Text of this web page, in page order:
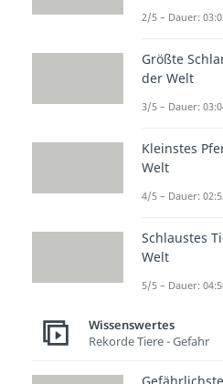
tätig.
Platz 8:
Landwirt
2/5 – Dauer:
Größte
der Welt
3/5 – Dauer:
Kleinstes
Welt
4/5 – Dauer:
Schlaustes
Welt
5/5 – Dauer:
Wissenswertes
Rekorde Tiere - Gefahr